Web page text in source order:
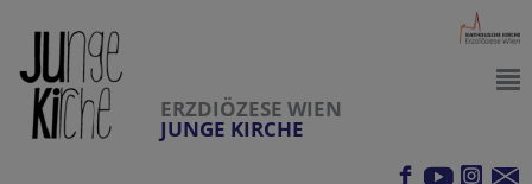
ERZDIÖZESE WIEN
JUNGE KIRCHE